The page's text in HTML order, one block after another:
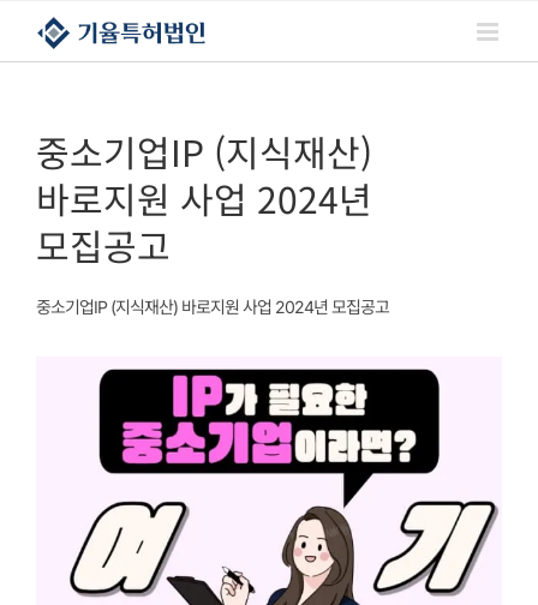
콘텐츠로
건너뛰기
중소기업IP (지식재산)
바로지원 사업 2024년
모집공고
중소기업IP (지식재산) 바로지원 사업 2024년 모집공고